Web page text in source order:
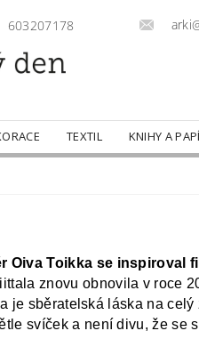
603207178
TEXTIL KNIHY A
Oiva Toikka se inspiroval
znovu obnovila v roce
je sběratelská láska na
svíček a není divu, že se